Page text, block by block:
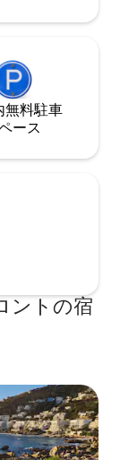
アパートは、ビク
います。ビーチへ
ぐそばで、ビーチ
フトン郊外は住宅
せん。 敷地内に駐車スペースが含まれて
います。 直前予
き
無料駐⁠車
ー⁠ス
ントの宿